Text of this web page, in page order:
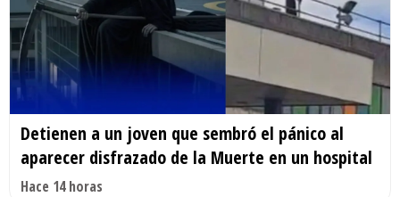
Detienen a un joven que sembró el pánico al
aparecer disfrazado de la Muerte en un hospital
Hace 14 horas